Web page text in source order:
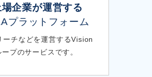
企業が運営する
プラットフォーム
ーチなどを運営するVision
プのサービスです。